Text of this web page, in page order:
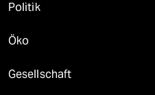
Politik
Öko
Gesellschaft